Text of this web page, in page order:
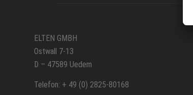
ELTEN GMBH
Ostwall 7-13
D – 47589 Uedem
Telefon: + 49 (0) 2825-80168